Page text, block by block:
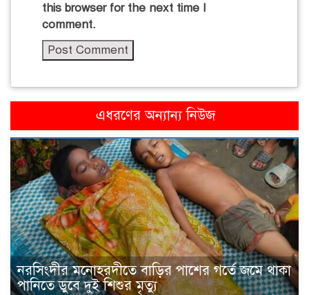
this browser for the next time I
comment.
এধরণের অন্যান্য নিউজ
নরসিংদীর মনোহরদীতে বাড়ির পাশের গর্তে জমে থাকা
পানিতে ডুবে দুই শিশুর মৃত্যু